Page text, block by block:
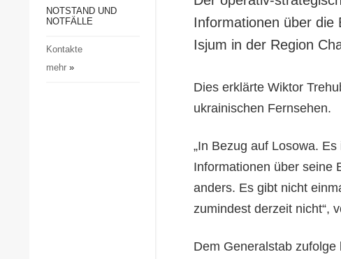
Gesellschaft und Kultur
NOTSTAND UND
NOTFÄLLE
Kontakte
mehr»
Informationen über die
Isjum in der Region
Dies erklärte Wiktor
ukrainischen Fernsehen.
„In Bezug auf Losowa.
Informationen über seine
anders. Es gibt nicht
zumindest derzeit nicht“,
Dem Generalstab